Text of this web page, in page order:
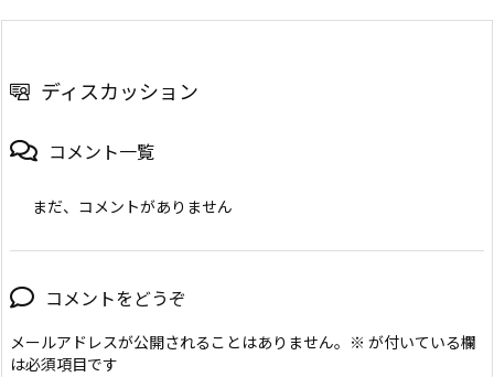
ディスカッション
コメント一覧
まだ、コメントがありません
コメントをどうぞ
メールアドレスが公開されることはありません。 ※ が付いている欄
は必須項目です